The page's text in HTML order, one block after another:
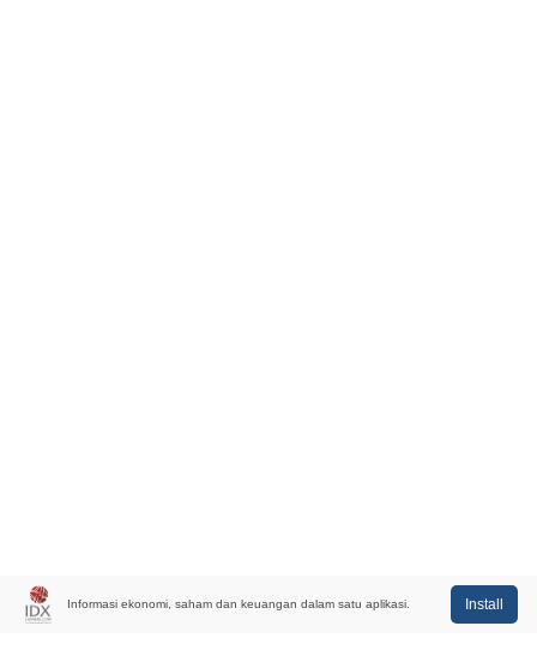
Informasi ekonomi, saham dan keuangan dalam satu aplikasi. Install